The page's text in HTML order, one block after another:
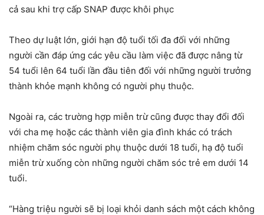
cả sau khi trợ cấp SNAP được khôi phục
Theo dự luật lớn, giới hạn độ tuổi tối đa đối với những
người cần đáp ứng các yêu cầu làm việc đã được nâng từ
54 tuổi lên 64 tuổi lần đầu tiên đối với những người trưởng
thành khỏe mạnh không có người phụ thuộc.
Ngoài ra, các trường hợp miễn trừ cũng được thay đổi đối
với cha mẹ hoặc các thành viên gia đình khác có trách
nhiệm chăm sóc người phụ thuộc dưới 18 tuổi, hạ độ tuổi
miễn trừ xuống còn những người chăm sóc trẻ em dưới 14
tuổi.
“Hàng triệu người sẽ bị loại khỏi danh sách một cách không